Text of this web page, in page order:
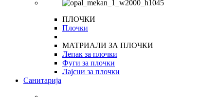
ПЛОЧКИ
Плочки
МАТРИАЛИ ЗА ПЛОЧКИ
Лепак за плочки
Фуги за плочки
Лајсни за плочки
Санитарија